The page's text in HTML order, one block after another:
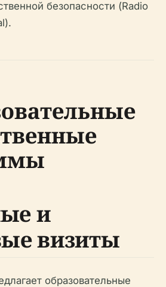
безопасности (Radio
и
визиты
образовательные